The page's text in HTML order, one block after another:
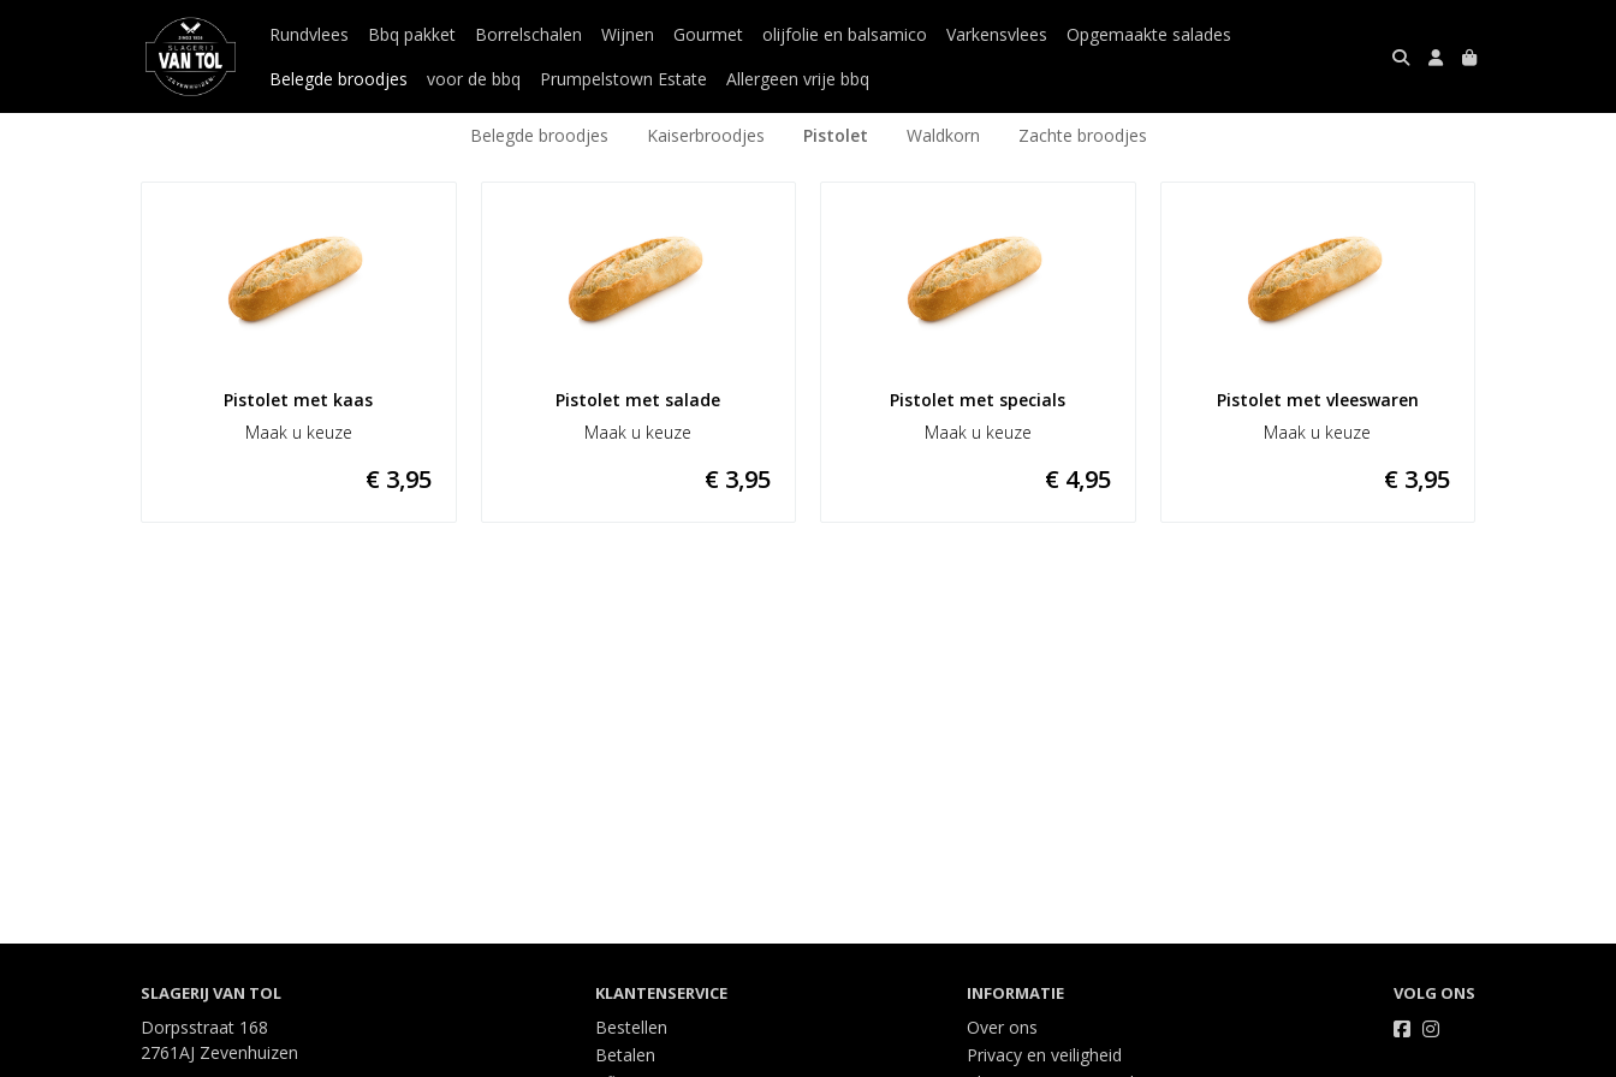
Rundvlees Bbq pakket Borrelschalen Wijnen Gourmet olijfolie en balsamico Varkensvlees
Opgemaakte salades
Belegde broodjes
voor de bbq Prumpelstown Estate Allergeen vrije bbq
Belegde broodjes Kaiserbroodjes Pistolet Waldkorn Zachte broodjes
Pistolet met kaas
Maak u keuze
€ 3,95
Pistolet met salade
Maak u keuze
€ 3,95
Pistolet met specials
Maak u keuze
€ 4,95
Pistolet met vleeswaren
Maak u keuze
€ 3,95
SLAGERIJ VAN TOL
Dorpsstraat 168
2761AJ Zevenhuizen
KLANTENSERVICE
Bestellen
Betalen
INFORMATIE
Over ons
Privacy en veiligheid
VOLG ONS